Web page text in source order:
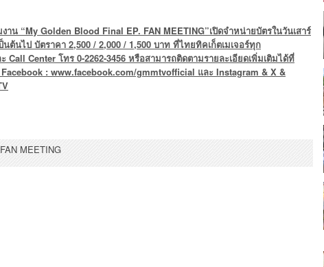
าน “My Golden Blood Final EP. FAN MEETING”เปิดจำหน่ายบัตรในวันเสาร์
นต้นไป บัตราคา 2,500 / 2,000 / 1,500 บาท ที่ไทยทิคเก็ตเมเจอร์ทุก
Call Center โทร 0-2262-3456 หรือสามารถติดตามรายละเอียดเพิ่มเติมได้ที่
Facebook : www.facebook.com/gmmtvofficial และ Instagram & X &
MEETING